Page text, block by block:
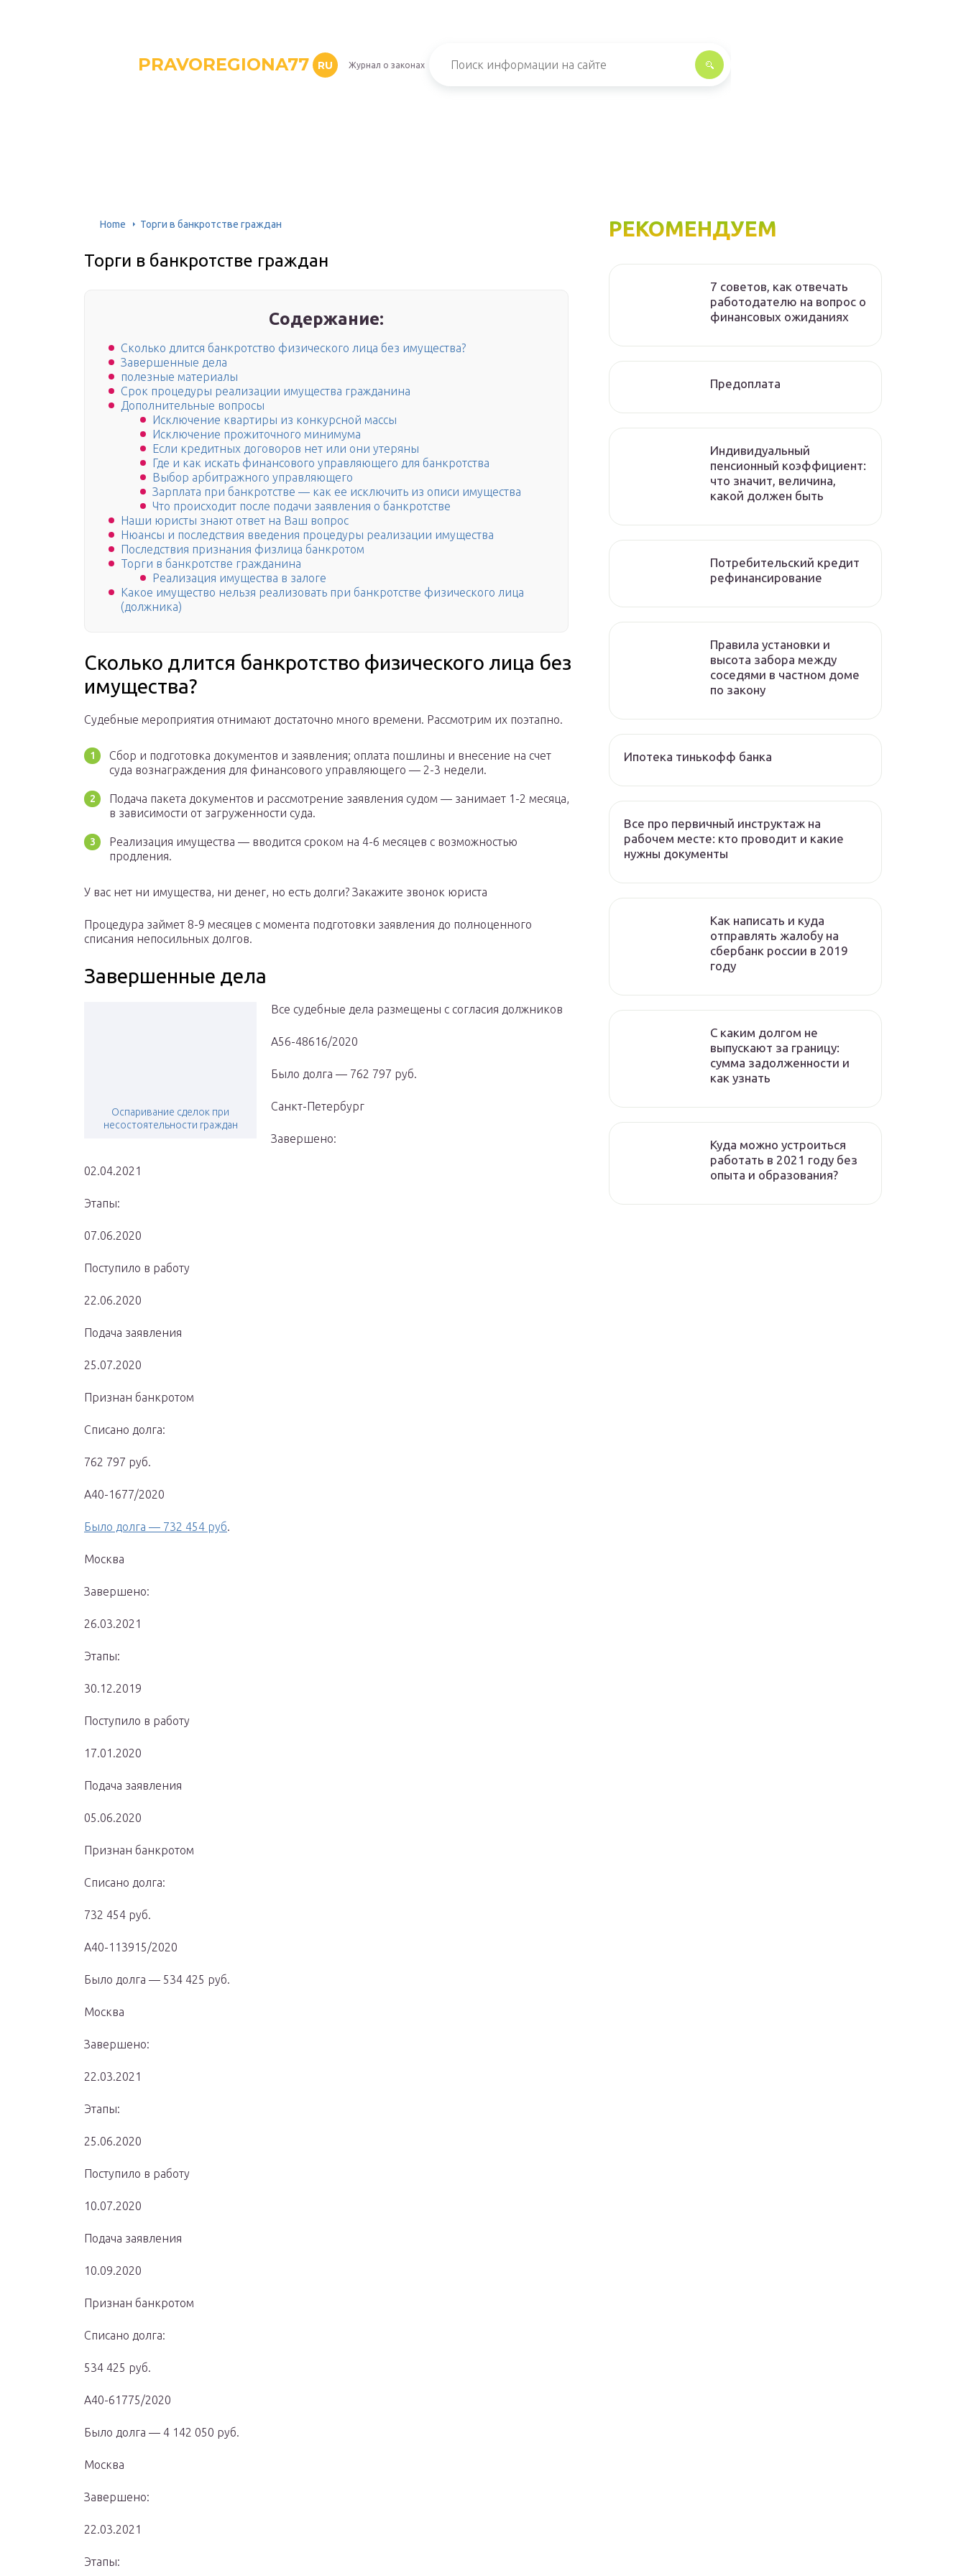
PRAVOREGIONA77 RU Журнал о законах
Home Торги в банкротстве граждан
Торги в банкротстве граждан
Содержание:
Сколько длится банкротство физического лица без имущества?
Завершенные дела
полезные материалы
Срок процедуры реализации имущества гражданина
Дополнительные вопросы
Исключение квартиры из конкурсной массы
Исключение прожиточного минимума
Если кредитных договоров нет или они утеряны
Где и как искать финансового управляющего для банкротства
Выбор арбитражного управляющего
Зарплата при банкротстве — как ее исключить из описи имущества
Что происходит после подачи заявления о банкротстве
Наши юристы знают ответ на Ваш вопрос
Нюансы и последствия введения процедуры реализации имущества
Последствия признания физлица банкротом
Торги в банкротстве гражданина
Реализация имущества в залоге
Какое имущество нельзя реализовать при банкротстве физического лица
(должника)
Сколько длится банкротство физического лица без
имущества?
Судебные мероприятия отнимают достаточно много времени. Рассмотрим их поэтапно.
Сбор и подготовка документов и заявления; оплата пошлины и внесение на счет
суда вознаграждения для финансового управляющего — 2-3 недели.
Подача пакета документов и рассмотрение заявления судом — занимает 1-2 месяца,
в зависимости от загруженности суда.
Реализация имущества — вводится сроком на 4-6 месяцев с возможностью
продления.
У вас нет ни имущества, ни денег, но есть долги? Закажите звонок юриста
Процедура займет 8-9 месяцев с момента подготовки заявления до полноценного
списания непосильных долгов.
Завершенные дела
Оспаривание сделок при
несостоятельности граждан
Все судебные дела размещены с согласия должников
А56-48616/2020
Было долга — 762 797 руб.
Санкт-Петербург
Завершено:
02.04.2021
Этапы:
07.06.2020
Поступило в работу
22.06.2020
Подача заявления
25.07.2020
Признан банкротом
Списано долга:
762 797 руб.
А40-1677/2020
Было долга — 732 454 руб.
Москва
Завершено:
26.03.2021
Этапы:
30.12.2019
Поступило в работу
17.01.2020
Подача заявления
05.06.2020
Признан банкротом
Списано долга:
732 454 руб.
А40-113915/2020
Было долга — 534 425 руб.
Москва
Завершено:
22.03.2021
Этапы:
25.06.2020
Поступило в работу
10.07.2020
Подача заявления
10.09.2020
Признан банкротом
Списано долга:
534 425 руб.
А40-61775/2020
Было долга — 4 142 050 руб.
Москва
Завершено:
22.03.2021
Этапы:
РЕКОМЕНДУЕМ
7 советов, как отвечать
работодателю на вопрос о
финансовых ожиданиях
Предоплата
Индивидуальный
пенсионный коэффициент:
что значит, величина,
какой должен быть
Потребительский кредит
рефинансирование
Правила установки и
высота забора между
соседями в частном доме
по закону
Ипотека тинькофф банка
Все про первичный инструктаж на
рабочем месте: кто проводит и какие
нужны документы
Как написать и куда
отправлять жалобу на
сбербанк россии в 2019
году
C каким долгом не
выпускают за границу:
сумма задолженности и
как узнать
Куда можно устроиться
работать в 2021 году без
опыта и образования?